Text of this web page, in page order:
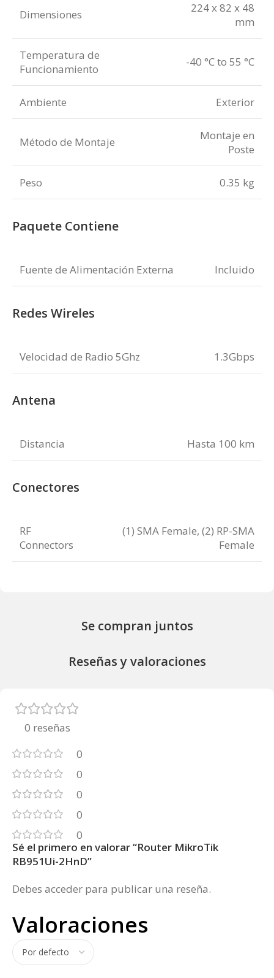
Dimensiones
224 x 82 x 48
mm
Temperatura de
Funcionamiento
-40 °C to 55 °C
Ambiente Exterior
Método de Montaje
Montaje en
Poste
Peso 0.35 kg
Paquete Contiene
Fuente de Alimentación Externa Incluido
Redes Wireles
Velocidad de Radio 5Ghz 1.3Gbps
Antena
Distancia Hasta 100 km
Conectores
RF
Connectors
(1) SMA Female, (2) RP-SMA
Female
Se compran juntos
Reseñas y valoraciones
0 reseñas
0
0
0
0
0
Valoraciones
Sé el primero en valorar “Router MikroTik
RB951Ui-2HnD”
Debes acceder para publicar una reseña.